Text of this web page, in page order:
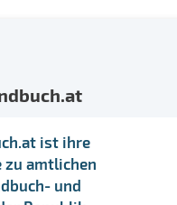
ist ihre
amtlichen
und